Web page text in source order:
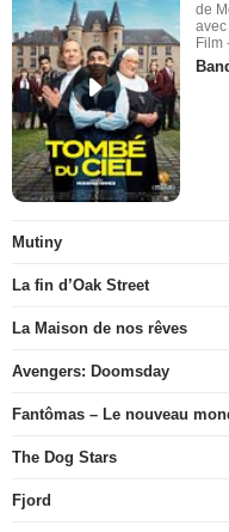
de
Film
Mutiny
La fin d’Oak Street
La Maison de nos rêves
Avengers: Doomsday
Fantômas – Le nouveau
The Dog Stars
Fjord